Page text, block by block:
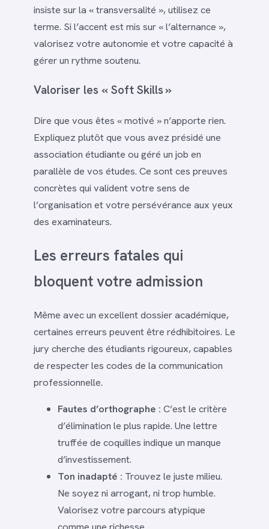
insiste sur la « transversalité », utilisez ce
terme. Si l’accent est mis sur « l’alternance »,
valorisez votre autonomie et votre capacité à
gérer un rythme soutenu.
Valoriser les « Soft Skills »
Dire que vous êtes « motivé » n’apporte rien.
Expliquez plutôt que vous avez présidé une
association étudiante ou géré un job en
parallèle de vos études. Ce sont ces preuves
concrètes qui valident votre sens de
l’organisation et votre persévérance aux yeux
des examinateurs.
Les erreurs fatales qui
bloquent votre admission
Même avec un excellent dossier académique,
certaines erreurs peuvent être rédhibitoires. Le
jury cherche des étudiants rigoureux, capables
de respecter les codes de la communication
professionnelle.
Fautes d’orthographe : C’est le critère
d’élimination le plus rapide. Une lettre
truffée de coquilles indique un manque
d’investissement.
Ton inadapté : Trouvez le juste milieu.
Ne soyez ni arrogant, ni trop humble.
Valorisez votre parcours atypique